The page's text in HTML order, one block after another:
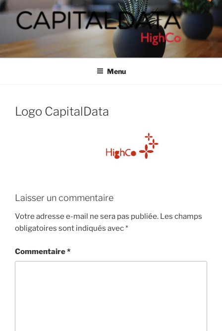
Aller
au
contenu
principal
CAPITALDATA
People-based marketing solutions
Menu
Logo CapitalData
Laisser un commentaire
Votre adresse e-mail ne sera pas publiée. Les champs
obligatoires sont indiqués avec*
Commentaire*